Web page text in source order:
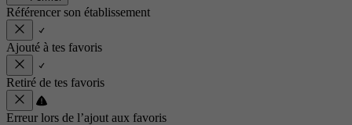
Référencer son établissement
Ajouté à tes favoris
Retiré de tes favoris
Erreur lors de l’ajout aux favoris